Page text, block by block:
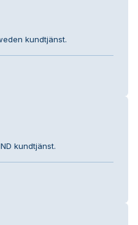
kundtjänst.
kundtjänst.